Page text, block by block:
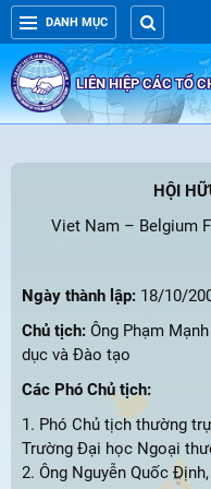
DANH MỤC
LIÊN HIỆP CÁC TỔ
HỘI
Viet Nam – Belgium
Ngày thành lập: 18/10/
Chủ tịch: Ông Phạm
dục và Đào tạo
Các Phó Chủ tịch:
1. Phó Chủ tịch thường
Trường Đại học Ngoại
2. Ông Nguyễn Quốc